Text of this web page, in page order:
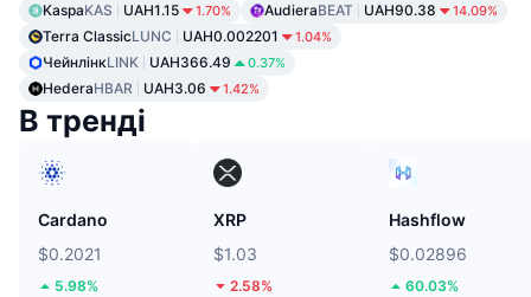
KaspaKAS UAH1.15 1.70% AudieraBEAT UAH90.38 14.09%
Terra ClassicLUNC UAH0.002201 1.04%
ЧейнлінкLINK UAH366.49 0.37%
HederaHBAR UAH3.06 1.42%
В тренді
Cardano
$0.2021
5.98%
XRP
$1.03
2.58%
Hashflow
$0.02896
60.03%